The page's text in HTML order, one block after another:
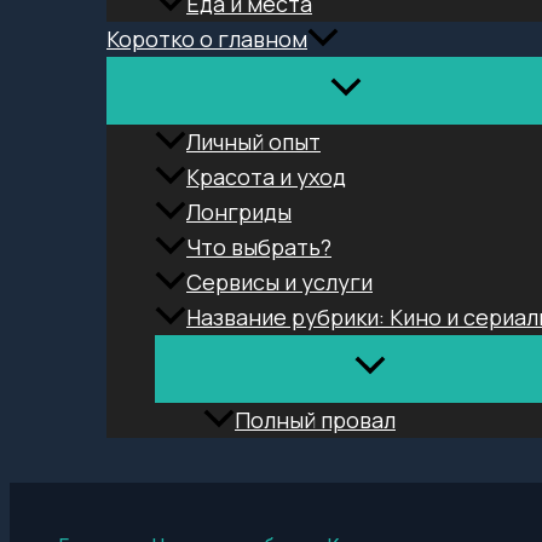
Коротко о главном
Личный опыт
Красота и уход
Лонгриды
Что выбрать?
Сервисы и услуги
Название рубрики: Кино и
Полный провал